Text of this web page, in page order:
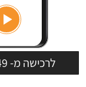
לרכישה מ- 249 ₪